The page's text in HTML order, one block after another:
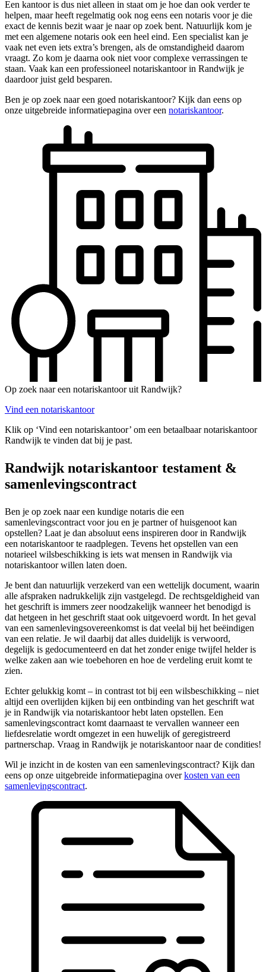
Een kantoor is dus niet alleen in staat om je hoe dan ook verder te
helpen, maar heeft regelmatig ook nog eens een notaris voor je die
exact de kennis bezit waar je naar op zoek bent. Natuurlijk kom je
met een algemene notaris ook een heel eind. Een specialist kan je
vaak net even iets extra’s brengen, als de omstandigheid daarom
vraagt. Zo kom je daarna ook niet voor complexe verrassingen te
staan. Vaak kan een professioneel notariskantoor in Randwijk je
daardoor juist geld besparen.
Ben je op zoek naar een goed notariskantoor? Kijk dan eens op
onze uitgebreide informatiepagina over een notariskantoor.
Op zoek naar een notariskantoor uit Randwijk?
Vind een notariskantoor
Klik op ‘Vind een notariskantoor’ om een betaalbaar notariskantoor
Randwijk te vinden dat bij je past.
Randwijk notariskantoor testament &
samenlevingscontract
Ben je op zoek naar een kundige notaris die een
samenlevingscontract voor jou en je partner of huisgenoot kan
opstellen? Laat je dan absoluut eens inspireren door in Randwijk
een notariskantoor te raadplegen. Tevens het opstellen van een
notarieel wilsbeschikking is iets wat mensen in Randwijk via
notariskantoor willen laten doen.
Je bent dan natuurlijk verzekerd van een wettelijk document, waarin
alle afspraken nadrukkelijk zijn vastgelegd. De rechtsgeldigheid van
het geschrift is immers zeer noodzakelijk wanneer het benodigd is
dat hetgeen in het geschrift staat ook uitgevoerd wordt. In het geval
van een samenlevingsovereenkomst is dat veelal bij het beëindigen
van een relatie. Je wil daarbij dat alles duidelijk is verwoord,
degelijk is gedocumenteerd en dat het zonder enige twijfel helder is
welke zaken aan wie toebehoren en hoe de verdeling eruit komt te
zien.
Echter gelukkig komt – in contrast tot bij een wilsbeschikking – niet
altijd een overlijden kijken bij een ontbinding van het geschrift wat
je in Randwijk via notariskantoor hebt laten opstellen. Een
samenlevingscontract komt daarnaast te vervallen wanneer een
liefdesrelatie wordt omgezet in een huwelijk of geregistreerd
partnerschap. Vraag in Randwijk je notariskantoor naar de condities!
Wil je inzicht in de kosten van een samenlevingscontract? Kijk dan
eens op onze uitgebreide informatiepagina overkosten van een
samenlevingscontract.